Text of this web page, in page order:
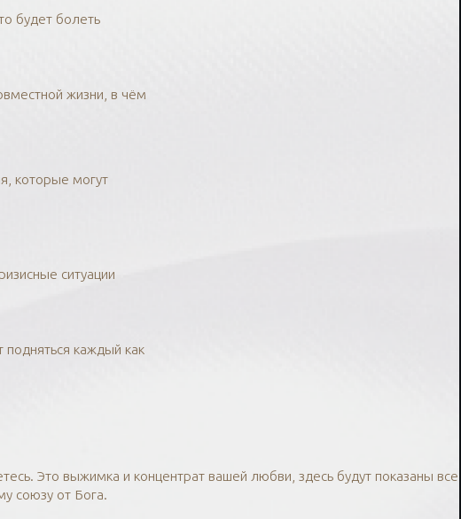
будет болеть
жизни, в чём
которые могут
ситуации
каждый как
Это выжимка и концентрат вашей любви, здесь будут показаны все
союзу от Бога.